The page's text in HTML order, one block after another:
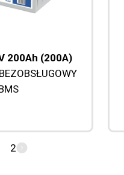
200Ah (200A)
2